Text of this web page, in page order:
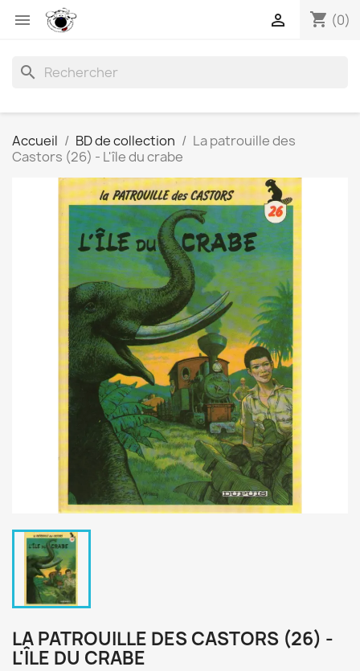
 shopping_cart (0)

search
Accueil BD de collection
La patrouille des
Castors (26) - L'île du crabe
LA PATROUILLE DES CASTORS (26) -
L'ÎLE DU CRABE